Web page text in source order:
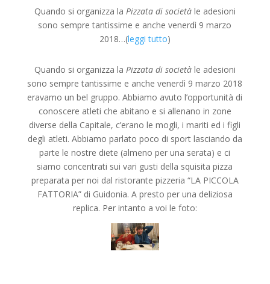
Quando si organizza la Pizzata di societàle adesioni
sono sempre tantissime e anche venerdì 9 marzo
2018…(leggi tutto)
Quando si organizza la Pizzata di societàle adesioni
sono sempre tantissime e anche venerdì 9 marzo 2018
eravamo un bel gruppo. Abbiamo avuto l’opportunità di
conoscere atleti che abitano e si allenano in zone
diverse della Capitale, c’erano le mogli, i mariti ed i figli
degli atleti. Abbiamo parlato poco di sport lasciando da
parte le nostre diete (almeno per una serata) e ci
siamo concentrati sui vari gusti della squisita pizza
preparata per noi dal ristorante pizzeria “LA PICCOLA
FATTORIA” di Guidonia. A presto per una deliziosa
replica. Per intanto a voi le foto: